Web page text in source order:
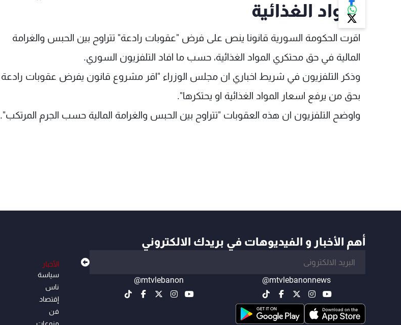
المواد الغذائية
اقرت الحكومة السورية قانونا ينص على فرض "عقوبات رادعة" تتراوح بين الحبس والغرامة
المالية في حق محتكري المواد الغذائية، حسب ما افاد التلفزيون السوري.
وذكر التلفزيون في شريط اخباري ان مجلس الوزراء "اقر مشروع قانون يفرض عقوبات رادعة
بحق من يرفع اسعار المواد الغذائية او يحتكرها".
واوضح التلفزيون ان هذه العقوبات "تتراوح بين الحبس والغرامة المالية حسب الجرم المرتكب".
أهم الأخبار و الفيديوهات في بريدك الالكتروني
@mtvlebanonnews
@mtvlebanon
الأخبار
سياسة
ناس
إقتصاد
فن